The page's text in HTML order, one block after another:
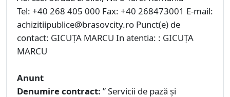
Tel: +40 268 405 000 Fax: +40 268473001 E-mail:
achizitiipublice@brasovcity.ro Punct(e) de
contact: GICUȚA MARCU In atentia: : GICUȚA
MARCU
Anunt
Denumire contract: ” Servicii de pază și